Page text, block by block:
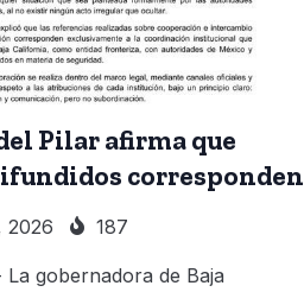
Pilar afirma que
corresponden
2026 187
La gobernadora de Baja